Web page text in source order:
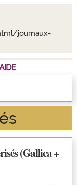
journaux-
(Gallica +